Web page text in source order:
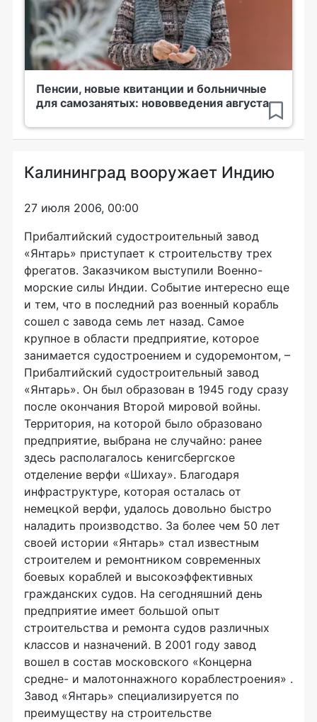
Пенсии, новые квитанции и больничные
для самозанятых: нововведения августа
Калининград вооружает Индию
27 июля 2006, 00:00
Прибалтийский судостроительный завод
«Янтарь» приступает к строительству трех
фрегатов. Заказчиком выступили Военно-
морские силы Индии. Событие интересно еще
и тем, что в последний раз военный корабль
сошел с завода семь лет назад. Самое
крупное в области предприятие, которое
занимается судостроением и судоремонтом, –
Прибалтийский судостроительный завод
«Янтарь». Он был образован в 1945 году сразу
после окончания Второй мировой войны.
Территория, на которой было образовано
предприятие, выбрана не случайно: ранее
здесь располагалось кенигсбергское
отделение верфи «Шихау». Благодаря
инфраструктуре, которая осталась от
немецкой верфи, удалось довольно быстро
наладить производство. За более чем 50 лет
своей истории «Янтарь» стал известным
строителем и ремонтником современных
боевых кораблей и высокоэффективных
гражданских судов. На сегодняшний день
предприятие имеет большой опыт
строительства и ремонта судов различных
классов и назначений. В 2001 году завод
вошел в состав московского «Концерна
средне- и малотоннажного кораблестроения» .
Завод «Янтарь» специализируется по
преимуществу на строительстве